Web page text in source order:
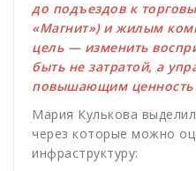
до подъездов к
«Магнит») и жилым
цель — изменить
быть не затратой, а
повышающим ценность
Мария Кулькова
через которые можно
инфраструктуру: